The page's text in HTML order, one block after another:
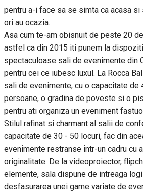
pentru a-i face sa se simta ca acasa si
ori au ocazia.
Asa cum te-am obisnuit de peste 20
astfel ca din 2015 iti punem la
spectaculoase sali de evenimente din
pentru cei ce iubesc luxul. La Rocca
sali de evenimente, cu o capacitate
persoane, o gradina de poveste si o
pentru ati organiza un eveniment
Stilul rafinat si charmant al salii de
capacitate de 30 - 50 locuri, fac din
evenimente restranse intr-un cadru cu
originalitate. De la videoproiector,
elemente, sala dispune de intreaga
desfasurarea unei game variate de